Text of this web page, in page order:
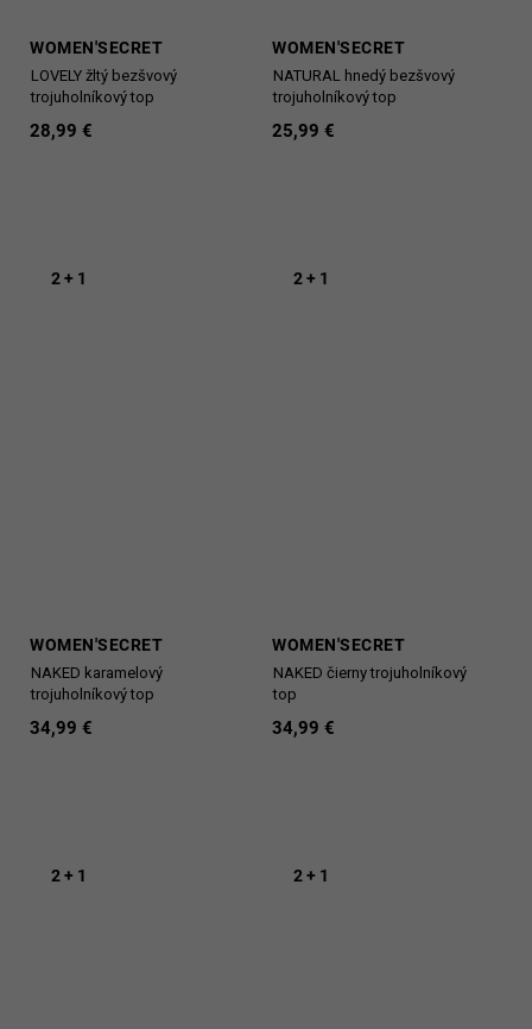
WOMEN'SECRET
LOVELY žltý bezšvový
trojuholníkový top
28,99 €
WOMEN'SECRET
NATURAL hnedý bezšvový
trojuholníkový top
25,99 €
2 + 1
WOMEN'SECRET
NAKED karamelový
trojuholníkový top
34,99 €
2 + 1
WOMEN'SECRET
NAKED čierny trojuholníkový
top
34,99 €
2 + 1 2 + 1